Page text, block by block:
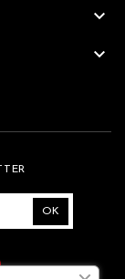


Instagram